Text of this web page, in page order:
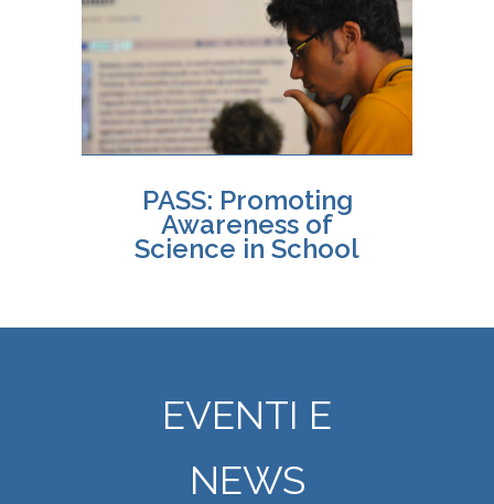
PASS: Promoting
Awareness of
Science in School
EVENTI E
NEWS